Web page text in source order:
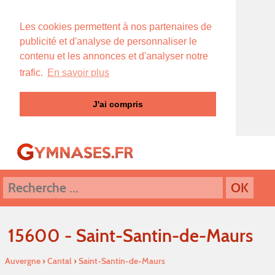
Les cookies permettent à nos partenaires de
publicité et d'analyse de personnaliser le
contenu et les annonces et d'analyser notre
trafic. En savoir plus
J'ai compris
15600 - Saint-Santin-de-Maurs
Auvergne›Cantal›Saint-Santin-de-Maurs